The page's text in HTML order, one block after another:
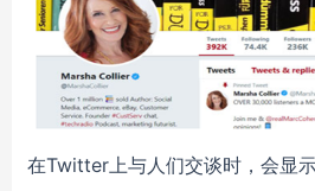
在Twitter上与人们交谈时，会显示